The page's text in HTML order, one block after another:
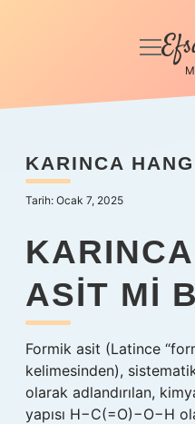
Anasayfa
Yasal Uyarı
menüyü
KARINCA
Tarih: Ocak 7, 2025
ASIT MI
Formik asit (Latince
kelimesinden),
olarak adlandırılan,
yapısı H−C(=O)−O−H